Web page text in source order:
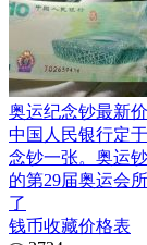
奥运纪念钞最新
中国人民银行定
念钞一张。奥运
的第29届奥运会
了
钱币收藏价格表